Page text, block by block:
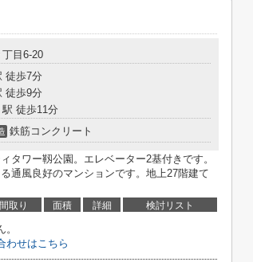
丁目6-20
徒歩7分
徒歩9分
駅 徒歩11分
鉄筋コンクリート
タワー靱公園。エレベーター2基付きです。
通風良好のマンションです。地上27階建て
間取り 面積 詳細 検討リスト
わせはこちら